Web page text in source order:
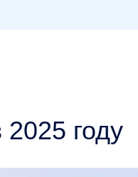
году